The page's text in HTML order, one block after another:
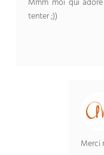
Mmm moi qui
tenter ;))
Merci